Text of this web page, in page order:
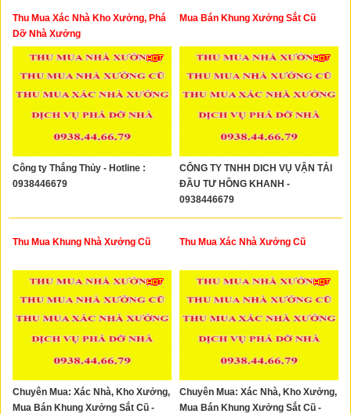
Thu Mua Xác Nhà Kho Xưởng, Phá
Dỡ Nhà Xưởng
Công ty Thắng Thủy - Hotline :
0938446679
Mua Bán Khung Xưởng Sắt Cũ
CÔNG TY TNHH DICH VỤ VẬN TẢI
ĐẦU TƯ HỒNG KHANH -
0938446679
Thu Mua Khung Nhà Xưởng Cũ
Chuyên Mua: Xác Nhà, Kho Xưởng,
Mua Bán Khung Xưởng Sắt Cũ -
Thu Mua Xác Nhà Xưởng Cũ
Chuyên Mua: Xác Nhà, Kho Xưởng,
Mua Bán Khung Xưởng Sắt Cũ -